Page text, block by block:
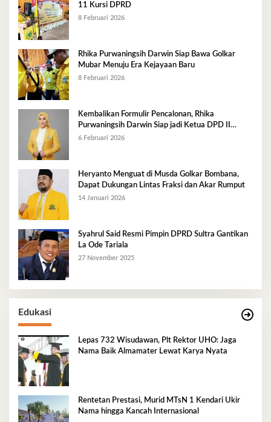
11 Kursi DPRD
8 Februari 2026
Rhika Purwaningsih Darwin Siap Bawa Golkar
Mubar Menuju Era Kejayaan Baru
8 Februari 2026
Kembalikan Formulir Pencalonan, Rhika
Purwaningsih Darwin Siap jadi Ketua DPD II
Golkar Mubar
6 Februari 2026
Heryanto Menguat di Musda Golkar Bombana,
Dapat Dukungan Lintas Fraksi dan Akar Rumput
14 Januari 2026
Syahrul Said Resmi Pimpin DPRD Sultra Gantikan
La Ode Tariala
27 November 2025
Edukasi
Lepas 732 Wisudawan, Plt Rektor UHO: Jaga
Nama Baik Almamater Lewat Karya Nyata
Rentetan Prestasi, Murid MTsN 1 Kendari Ukir
Nama hingga Kancah Internasional